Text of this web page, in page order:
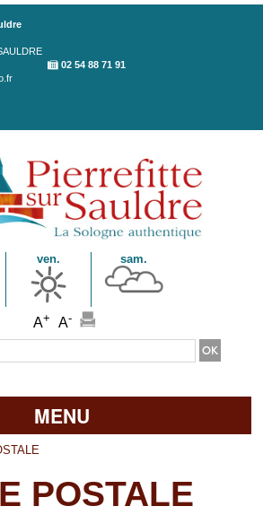
02 54 88 71 91
ven. sam.
A+ A-
MENU
POSTALE